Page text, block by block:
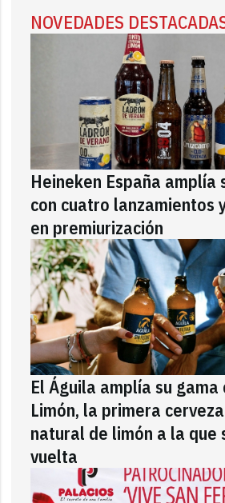
NOVEDADES
Heineken España amplía
con cuatro lanzamientos
en premiurización
El Águila amplía su
Limón, la primera
natural de limón a la que
vuelta